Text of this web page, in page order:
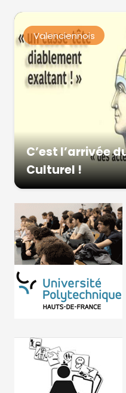
Valenciennois
C’est l’arrivée
Culturel !